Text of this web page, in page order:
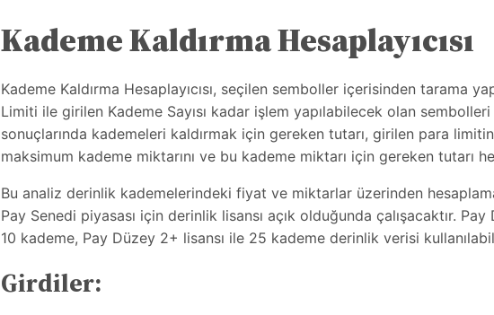
Kademe Kaldırma Hesaplayıcısı
Kademe Kaldırma Hesaplayıcısı, seçilen semboller içerisinden tarama
Limiti ile girilen Kademe Sayısı kadar işlem yapılabilecek olan
sonuçlarında kademeleri kaldırmak için gereken tutarı, girilen para
maksimum kademe miktarını ve bu kademe miktarı için gereken tutarı
Bu analiz derinlik kademelerindeki fiyat ve miktarlar üzerinden
Pay Senedi piyasası için derinlik lisansı açık olduğunda çalışacaktır. Pay
10 kademe, Pay Düzey 2+ lisansı ile 25 kademe derinlik verisi
Girdiler: